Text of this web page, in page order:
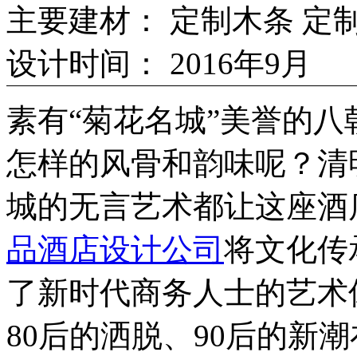
主要建材： 定制木条 定
设计时间： 2016年9月
素有“菊花名城”美誉的
怎样的风骨和韵味呢？
城的无言艺术都让这座
品酒店设计公司 将文化
了新时代商务人士的艺
80后的洒脱、90后的新